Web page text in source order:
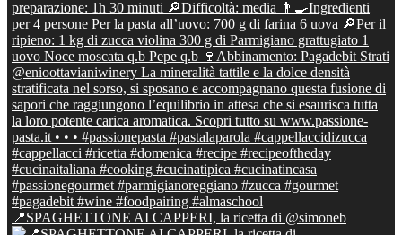
📍SPAGHETTONE AI CAPPERI, la ricetta di @simoneb